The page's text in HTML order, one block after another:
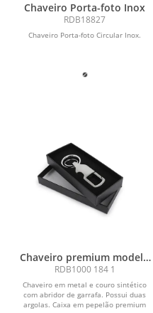
Chaveiro Porta-foto Inox
RDB18827
Chaveiro Porta-foto Circular Inox.
Chaveiro premium modelo
003
RDB1000 184 1
Chaveiro em metal e couro sintético
com abridor de garrafa. Possui duas
argolas. Caixa em pepelão premium